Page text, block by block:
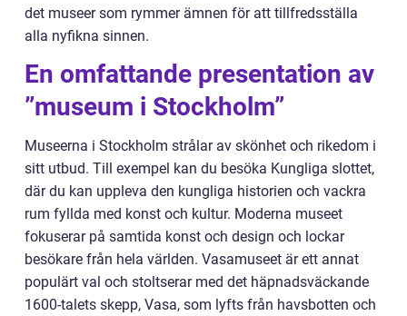
det museer som rymmer ämnen för att tillfredsställa
alla nyfikna sinnen.
En omfattande presentation av
”museum i Stockholm”
Museerna i Stockholm strålar av skönhet och rikedom i
sitt utbud. Till exempel kan du besöka Kungliga slottet,
där du kan uppleva den kungliga historien och vackra
rum fyllda med konst och kultur. Moderna museet
fokuserar på samtida konst och design och lockar
besökare från hela världen. Vasamuseet är ett annat
populärt val och stoltserar med det häpnadsväckande
1600-talets skepp, Vasa, som lyfts från havsbotten och